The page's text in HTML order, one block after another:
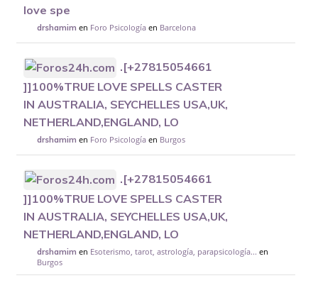
love spe
drshamim en Foro Psicología en Barcelona
.[+27815054661
]]100%TRUE LOVE SPELLS CASTER
IN AUSTRALIA, SEYCHELLES USA,UK,
NETHERLAND,ENGLAND, LO
drshamim en Foro Psicología en Burgos
.[+27815054661
]]100%TRUE LOVE SPELLS CASTER
IN AUSTRALIA, SEYCHELLES USA,UK,
NETHERLAND,ENGLAND, LO
drshamim en Esoterismo, tarot, astrología, parapsicología... en
Burgos